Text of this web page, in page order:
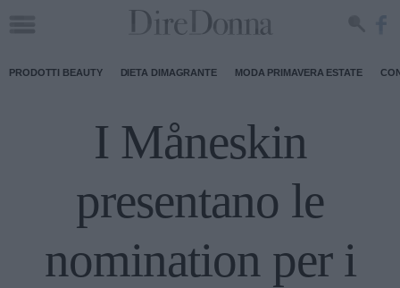
PRODOTTI BEAUTY DIETA DIMAGRANTE MODA PRIMAVERA ESTATE
I Måneskin
presentano le
nomination per i